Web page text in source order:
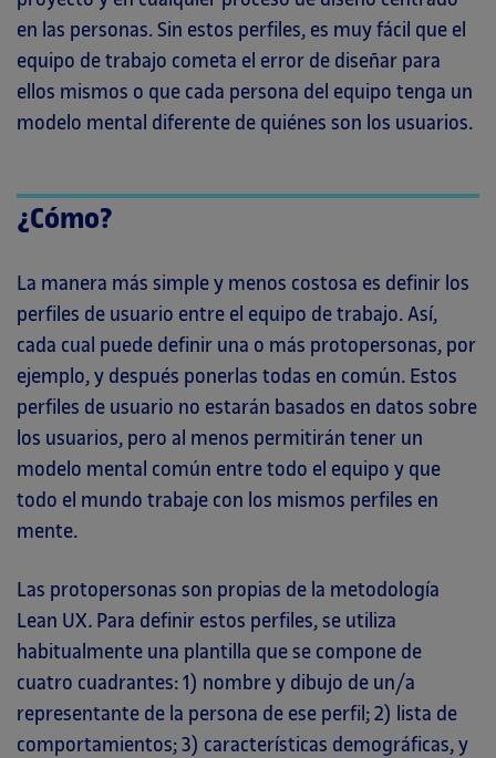
en las personas. Sin estos perfiles, es muy fácil que el
equipo de trabajo cometa el error de diseñar para
ellos mismos o que cada persona del equipo tenga un
modelo mental diferente de quiénes son los usuarios.
¿Cómo?
La manera más simple y menos costosa es definir los
perfiles de usuario entre el equipo de trabajo. Así,
cada cual puede definir una o más protopersonas, por
ejemplo, y después ponerlas todas en común. Estos
perfiles de usuario no estarán basados en datos sobre
los usuarios, pero al menos permitirán tener un
modelo mental común entre todo el equipo y que
todo el mundo trabaje con los mismos perfiles en
mente.
Las protopersonas son propias de la metodología
Lean UX. Para definir estos perfiles, se utiliza
habitualmente una plantilla que se compone de
cuatro cuadrantes: 1) nombre y dibujo de un/a
representante de la persona de ese perfil; 2) lista de
comportamientos; 3) características demográficas, y